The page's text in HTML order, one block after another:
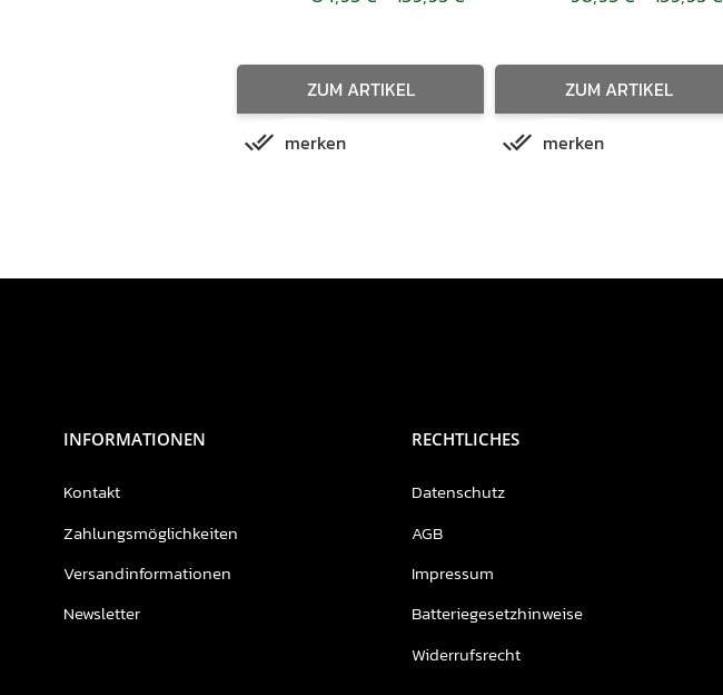
ZUM ARTIKEL
merken
ZUM ARTIKEL
merken
INFORMATIONEN
Kontakt
Zahlungsmöglichkeiten
Versandinformationen
Newsletter
RECHTLICHES
Datenschutz
AGB
Impressum
Batteriegesetzhinweise
Widerrufsrecht